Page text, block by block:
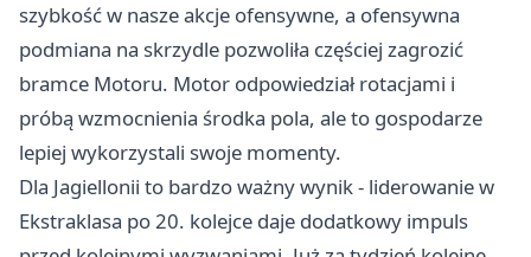
szybkość w nasze akcje ofensywne, a ofensywna
podmiana na skrzydle pozwoliła częściej zagrozić
bramce Motoru. Motor odpowiedział rotacjami i
próbą wzmocnienia środka pola, ale to gospodarze
lepiej wykorzystali swoje momenty.
Dla Jagiellonii to bardzo ważny wynik - liderowanie w
Ekstraklasa po 20. kolejce daje dodatkowy impuls